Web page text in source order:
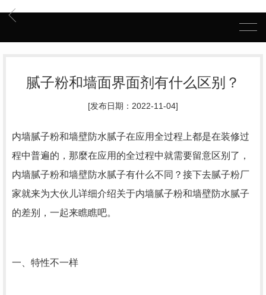
腻子粉和墙面界面剂有什么区别？
[发布日期：2022-11-04]
内墙腻子粉和墙壁防水腻子在应用全过程上都是在装修过
程中普遍的，那麼在应用的全过程中就需要留意区别了，
内墙腻子粉和墙壁防水腻子有什么不同？接下去腻子粉厂
家就来为大伙儿详细介绍关于内墙腻子粉和墙壁防水腻子
的差别，一起来瞧瞧吧。
一、特性不一样